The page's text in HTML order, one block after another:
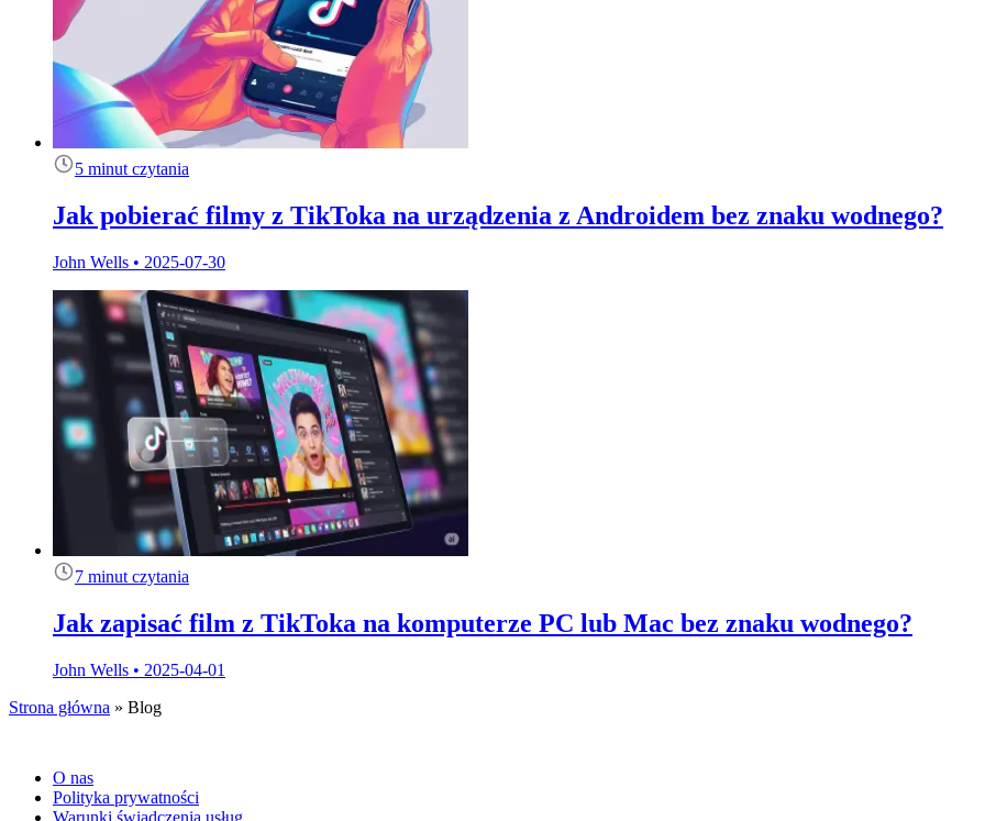
5 minut czytania
Jak pobierać filmy z TikToka na urządzenia z Androidem bez znaku wodnego?
John Wells • 2025-07-30
7 minut czytania
Jak zapisać film z TikToka na komputerze PC lub Mac bez znaku wodnego?
John Wells • 2025-04-01
Strona główna » Blog
O nas
Polityka prywatności
Warunki świadczenia usług